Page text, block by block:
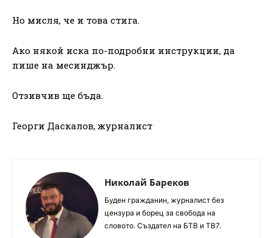
Но мисля, че и това стига.
Ако някой иска по-подробни инструкции, да
пише на месинджър.
Отзивчив ще бъда.
Георги Даскалов, журналист
Николай Бареков
Буден гражданин, журналист без
цензура и борец за свобода на
словото. Създател на БТВ и ТВ7.